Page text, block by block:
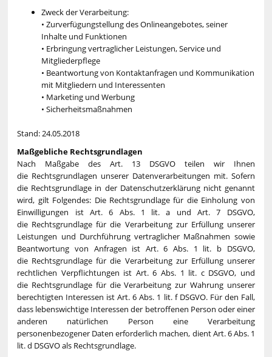
Zweck der Verarbeitung:
• Zurverfügungstellung des Onlineangebotes, seiner
Inhalte und Funktionen
• Erbringung vertraglicher Leistungen, Service und
Mitgliederpflege
• Beantwortung von Kontaktanfragen und Kommunikation
mit Mitgliedern und Interessenten
• Marketing und Werbung
• Sicherheitsmaßnahmen
Stand: 24.05.2018
Maßgebliche Rechtsgrundlagen
Nach Maßgabe des Art. 13 DSGVO teilen wir Ihnen
die Rechtsgrundlagen unserer Datenverarbeitungen mit. Sofern
die Rechtsgrundlage in der Datenschutzerklärung nicht genannt
wird, gilt Folgendes: Die Rechtsgrundlage für die Einholung von
Einwilligungen ist Art. 6 Abs. 1 lit. a und Art. 7 DSGVO,
die Rechtsgrundlage für die Verarbeitung zur Erfüllung unserer
Leistungen und Durchführung vertraglicher Maßnahmen sowie
Beantwortung von Anfragen ist Art. 6 Abs. 1 lit. b DSGVO,
die Rechtsgrundlage für die Verarbeitung zur Erfüllung unserer
rechtlichen Verpflichtungen ist Art. 6 Abs. 1 lit. c DSGVO, und
die Rechtsgrundlage für die Verarbeitung zur Wahrung unserer
berechtigten Interessen ist Art. 6 Abs. 1 lit. f DSGVO. Für den Fall,
dass lebenswichtige Interessen der betroffenen Person oder einer
anderen natürlichen Person eine Verarbeitung
personenbezogener Daten erforderlich machen, dient Art. 6 Abs. 1
lit. d DSGVO als Rechtsgrundlage.